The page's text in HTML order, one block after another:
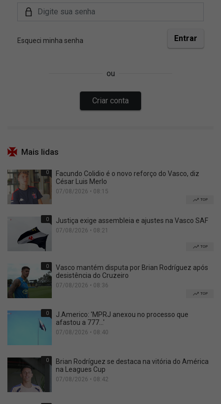
Mais lidas
0
Facundo Colidio é o novo reforço do Vasco, diz
César Luis Merlo
07/08/2026 • 08:15
TOP
0 Justiça exige assembleia e ajustes na Vasco SAF
07/08/2026 • 08:21
TOP
0
Vasco mantém disputa por Brian Rodríguez após
desistência do Cruzeiro
07/08/2026 • 08:36
TOP
0
J.Americo: 'MPRJ anexou no processo que
afastou a 777...'
07/08/2026 • 08:40
0
Brian Rodríguez se destaca na vitória do América
na Leagues Cup
07/08/2026 • 08:42